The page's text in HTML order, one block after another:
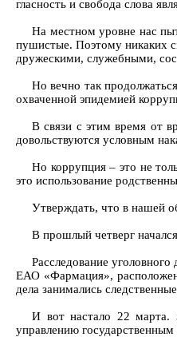
гласность и свобода слова
На местном уровне нас
пушистые. Поэтому никаких
дружескими, служебными,
Но вечно так
охваченной эпидемией
В связи с этим время от
довольствуются условным
Но коррупция – это не
это использование
Утверждать, что в нашей
В прошлый четверг
Расследование
ЕАО «Фармация»,
дела занимались
И вот настало 22 марта.
управлению